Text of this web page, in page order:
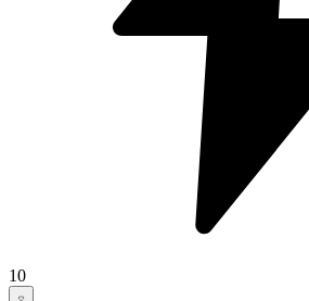
10